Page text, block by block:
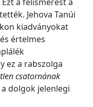
Jehova Tanúi
kiadványokat
értelmes
ez a rabszolga
csatornának
dolgok jelenlegi